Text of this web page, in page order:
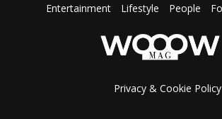
Entertainment Lifestyle People
Privacy & Cookie Policy